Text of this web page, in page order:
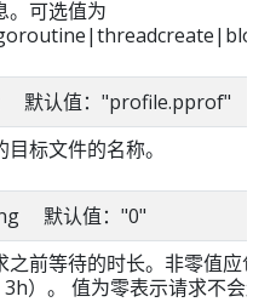
。可选值为
认值："profile.pprof"
标文件的名称。
默认值："0"
之前等待的时长。非零值应包
）。 值为零表示请求不会超